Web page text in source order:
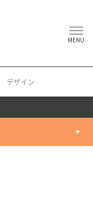
MENU
デザイン